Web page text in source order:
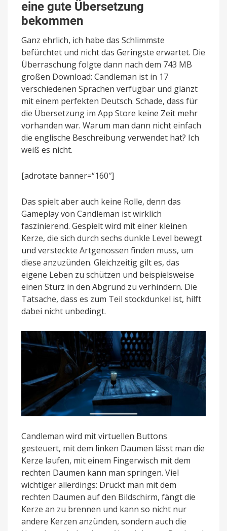
eine gute Übersetzung
bekommen
Ganz ehrlich, ich habe das Schlimmste
befürchtet und nicht das Geringste erwartet. Die
Überraschung folgte dann nach dem 743 MB
großen Download: Candleman ist in 17
verschiedenen Sprachen verfügbar und glänzt
mit einem perfekten Deutsch. Schade, dass für
die Übersetzung im App Store keine Zeit mehr
vorhanden war. Warum man dann nicht einfach
die englische Beschreibung verwendet hat? Ich
weiß es nicht.
[adrotate banner=“160″]
Das spielt aber auch keine Rolle, denn das
Gameplay von Candleman ist wirklich
faszinierend. Gespielt wird mit einer kleinen
Kerze, die sich durch sechs dunkle Level bewegt
und versteckte Artgenossen finden muss, um
diese anzuzünden. Gleichzeitig gilt es, das
eigene Leben zu schützen und beispielsweise
einen Sturz in den Abgrund zu verhindern. Die
Tatsache, dass es zum Teil stockdunkel ist, hilft
dabei nicht unbedingt.
Candleman wird mit virtuellen Buttons
gesteuert, mit dem linken Daumen lässt man die
Kerze laufen, mit einem Fingerwisch mit dem
rechten Daumen kann man springen. Viel
wichtiger allerdings: Drückt man mit dem
rechten Daumen auf den Bildschirm, fängt die
Kerze an zu brennen und kann so nicht nur
andere Kerzen anzünden, sondern auch die